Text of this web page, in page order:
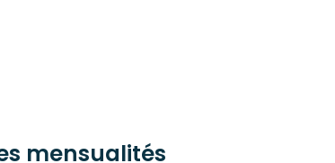
mensualités